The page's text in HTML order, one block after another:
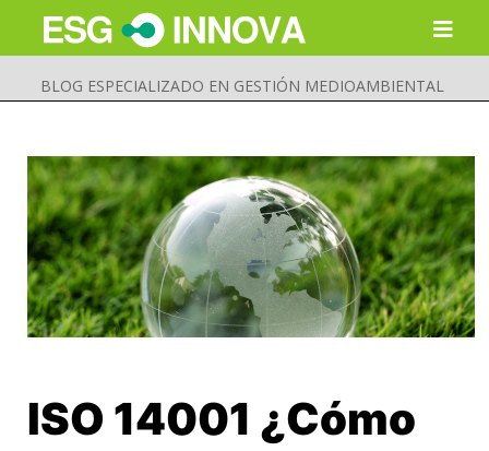
BLOG ESPECIALIZADO EN GESTIÓN MEDIOAMBIENTAL
Buscar Enviar
ISO 14001 ¿Cómo